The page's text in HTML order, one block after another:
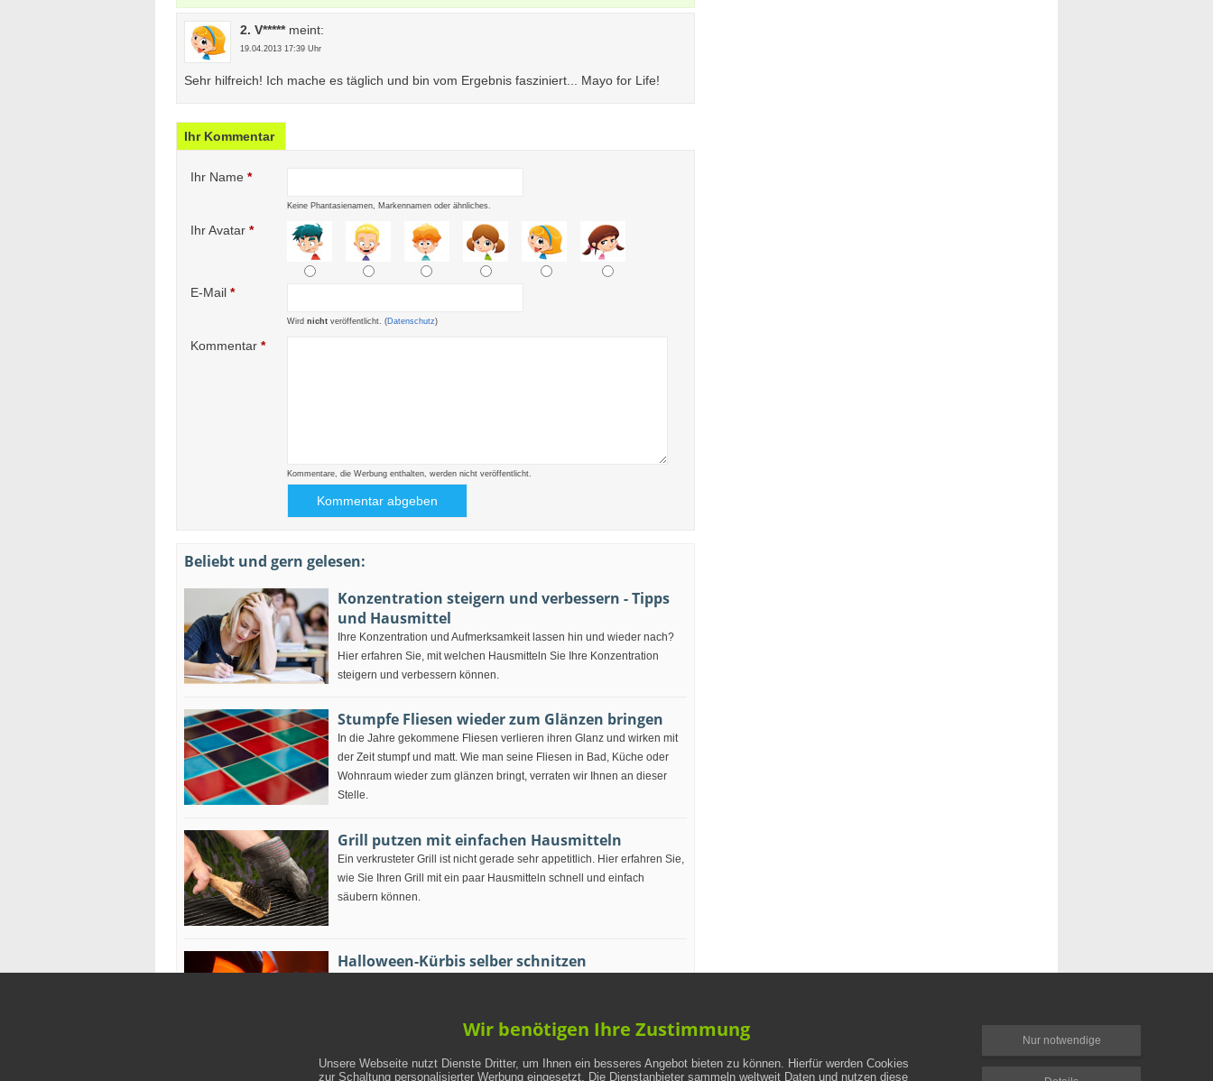
2. V*****meint:
19.04.2013 17:39 Uhr
Sehr hilfreich! Ich mache es täglich und bin vom Ergebnis fasziniert... Mayo for Life!
Ihr Kommentar
Ihr Name *
Keine Phantasienamen, Markennamen oder ähnliches.
Ihr Avatar *
E-Mail *
Wird nicht veröffentlicht. (Datenschutz)
Kommentar *
Kommentare, die Werbung enthalten, werden nicht veröffentlicht.
Beliebt und gern gelesen:
Konzentration steigern und verbessern - Tipps
und Hausmittel
Ihre Konzentration und Aufmerksamkeit lassen hin und wieder nach?
Hier erfahren Sie, mit welchen Hausmitteln Sie Ihre Konzentration
steigern und verbessern können.
Stumpfe Fliesen wieder zum Glänzen bringen
In die Jahre gekommene Fliesen verlieren ihren Glanz und wirken mit
der Zeit stumpf und matt. Wie man seine Fliesen in Bad, Küche oder
Wohnraum wieder zum glänzen bringt, verraten wir Ihnen an dieser
Stelle.
Grill putzen mit einfachen Hausmitteln
Ein verkrusteter Grill ist nicht gerade sehr appetitlich. Hier erfahren Sie,
wie Sie Ihren Grill mit ein paar Hausmitteln schnell und einfach
säubern können.
Halloween-Kürbis selber schnitzen
Wir benötigen Ihre Zustimmung
Unsere Webseite nutzt Dienste Dritter, um Ihnen ein besseres Angebot bieten zu können. Hierfür werden Cookies
zur Schaltung personalisierter Werbung eingesetzt. Die Dienstanbieter sammeln weltweit Daten und nutzen diese
Nur notwendige